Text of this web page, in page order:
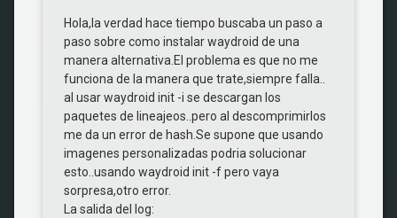
Hola,la verdad hace tiempo buscaba un paso a
paso sobre como instalar waydroid de una
manera alternativa.El problema es que no me
funciona de la manera que trate,siempre falla..
al usar waydroid init -i se descargan los
paquetes de lineajeos..pero al descomprimirlos
me da un error de hash.Se supone que usando
imagenes personalizadas podria solucionar
esto..usando waydroid init -f pero vaya
sorpresa,otro error.
La salida del log: